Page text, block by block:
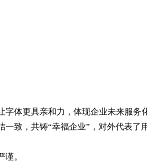
体更具亲和力，体现企业未来服务
致，共铸“幸福企业”，对外代表了
。